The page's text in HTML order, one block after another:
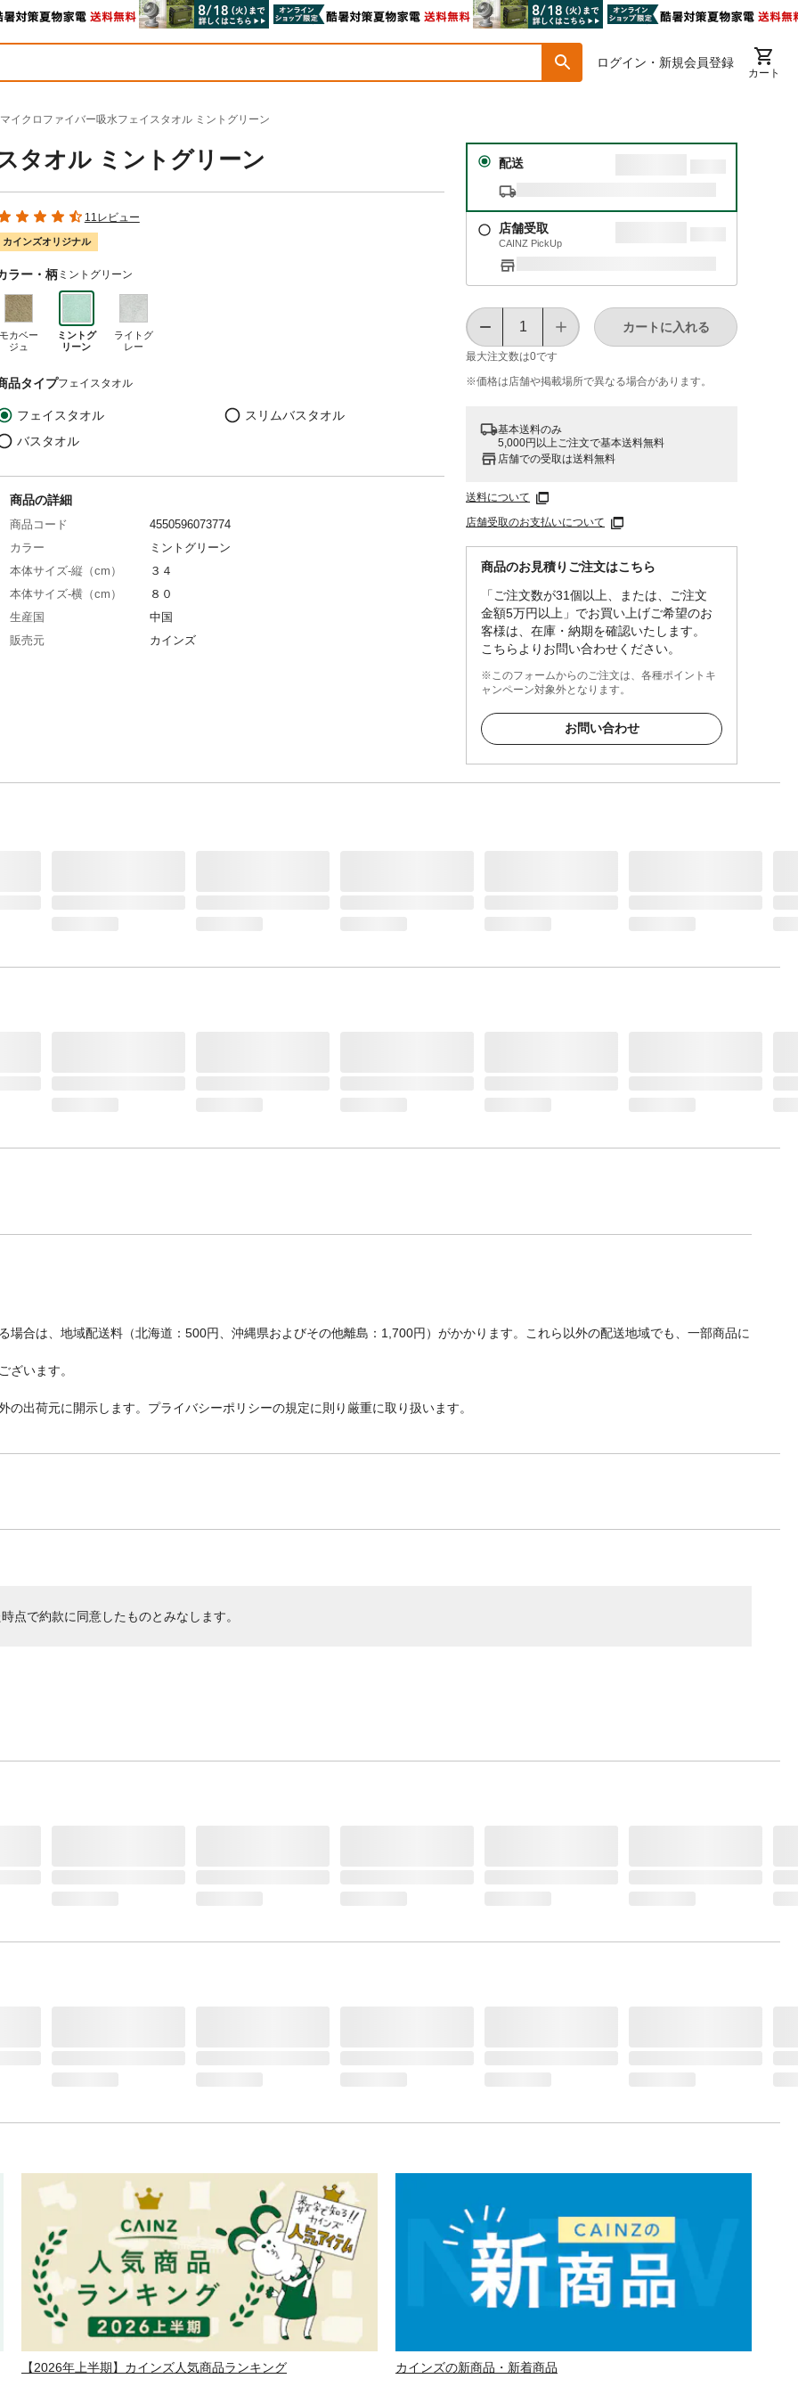
ログイン・新規会員登録
カート
マイクロファイバー吸水フェイスタオル ミントグリーン
タオル ミントグリーン
11レビュー
カインズオリジナル
ラー・柄ミントグリーン
モカベー
ジュ
ミントグ
リーン
ライトグ
レー
品タイプフェイスタオル
フェイスタオル
スリムバスタオル
バスタオル
配送
店舗受取
CAINZ PickUp
最大注文数は0です
カートに入れる
※価格は​店舗や​掲載場所で​異なる​場合が​あります。
基本送料のみ
5,000円以上ご注文で基本送料無料
店舗での受取は送料無料
送料について
店舗受取のお支払いについて
商品のお見積りご注文はこちら
「ご注文数が31個以上、または、ご注文
金額5万円以上」でお買い上げご希望のお
客様は、在庫・納期を確認いたします。
こちらよりお問い合わせください。
※このフォームからのご注文は、各種ポイントキ
ャンペーン対象外となります。
お問い合わせ
商品の詳細
商品コード
4550596073774
カラー
ミントグリーン
本体サイズ-縦（cm）
３４
本体サイズ-横（cm）
８０
生産国
中国
販売元
カインズ
合は、地域配送料（北海道：500円、沖縄県およびその他離島：1,700円）がかかります。これら以外の配送地域でも、一部商品に
ざいます。
出荷元に開示します。プライバシーポリシーの規定に則り厳重に取り扱います。
点で約款に同意したものとみなします。
【2026年上半期】カインズ人気商品ランキング カインズの新商品・新着商品